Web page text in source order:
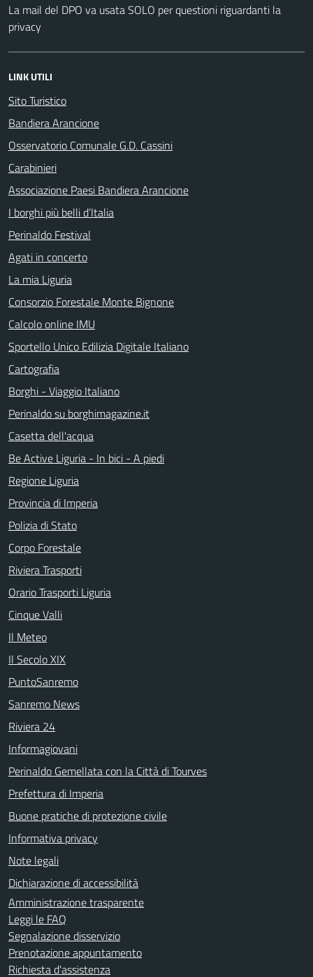
La mail del DPO va usata SOLO per questioni riguardanti la
privacy
LINK UTILI
Sito Turistico
Bandiera Arancione
Osservatorio Comunale G.D. Cassini
Carabinieri
Associazione Paesi Bandiera Arancione
I borghi più belli d’Italia
Perinaldo Festival
Agati in concerto
La mia Liguria
Consorzio Forestale Monte Bignone
Calcolo online IMU
Sportello Unico Edilizia Digitale Italiano
Cartografia
Borghi - Viaggio Italiano
Perinaldo su borghimagazine.it
Casetta dell'acqua
Be Active Liguria - In bici - A piedi
Regione Liguria
Provincia di Imperia
Polizia di Stato
Corpo Forestale
Riviera Trasporti
Orario Trasporti Liguria
Cinque Valli
Il Meteo
Il Secolo XIX
PuntoSanremo
Sanremo News
Riviera 24
Informagiovani
Perinaldo Gemellata con la Città di Tourves
Prefettura di Imperia
Buone pratiche di protezione civile
Informativa privacy
Note legali
Dichiarazione di accessibilità
Amministrazione trasparente
Leggi le FAQ
Segnalazione disservizio
Prenotazione appuntamento
Richiesta d'assistenza